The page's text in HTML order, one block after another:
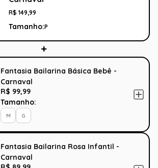
R$ 149,99
Tamanho:P
Fantasia Bailarina Básica Bebê -
Carnaval
R$ 99,99
Tamanho:
M G
Fantasia Bailarina Rosa Infantil -
Carnaval